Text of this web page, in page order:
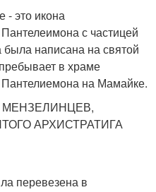
- это икона
с частицей
написана на святой
в храме
Пантелиемона на Мамайке.
АРХИСТРАТИГА
перевезена в